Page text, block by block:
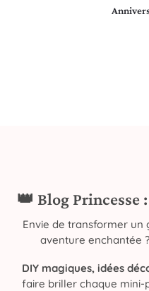
👑 Blog Princesse
Envie de transformer
aventure enchantée
DIY magiques, idées
faire briller chaque mini-